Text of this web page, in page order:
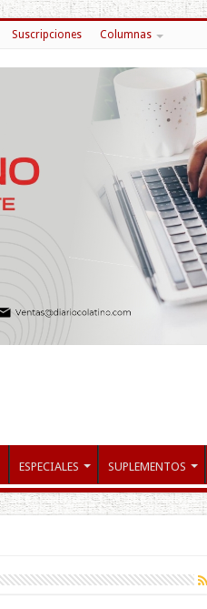
Suscripciones Columnas
ESPECIALES SUPLEMENTOS